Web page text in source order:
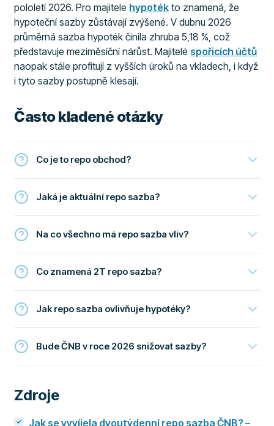
pololetí 2026. Pro majitele hypoték to znamená, že
hypoteční sazby zůstávají zvýšené. V dubnu 2026
průměrná sazba hypoték činila zhruba 5,18 %, což
představuje meziměsíční nárůst. Majitelé spořicích účtů
naopak stále profitují z vyšších úroků na vkladech, i když
i tyto sazby postupně klesají.
Často kladené otázky
Co je to repo obchod?
Jaká je aktuální repo sazba?
Na co všechno má repo sazba vliv?
Co znamená 2T repo sazba?
Jak repo sazba ovlivňuje hypotéky?
Bude ČNB v roce 2026 snižovat sazby?
Zdroje
Jak se vyvíjela dvoutýdenní repo sazba ČNB? –